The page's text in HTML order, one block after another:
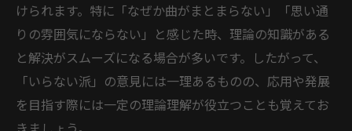
けられます。特に「なぜか曲がまとまらない」「思い通
りの雰囲気にならない」と感じた時、理論の知識がある
と解決がスムーズになる場合が多いです。したがって、
「いらない派」の意見には一理あるものの、応用や発展
を目指す際には一定の理論理解が役立つことも覚えてお